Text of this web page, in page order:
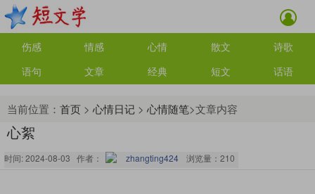
伤感 情感 心情 散文
诗歌
语句
文章 经典 短文 话语
当前位置： 首页 > 心情日记 > 心情随笔>文章内容
心絮
时间: 2024-08-03 作者： zhangting424 浏览量： 210